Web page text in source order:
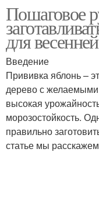
Пошаговое
для
Введение
Прививка яблонь –
дерево с желаемыми
высокая
морозостойкость.
правильно
статье мы